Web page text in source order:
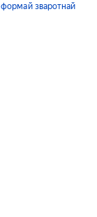
формай зваротнай